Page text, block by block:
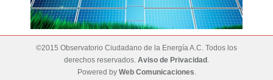
©2015 Observatorio Ciudadano de la Energía A.C. Todos los
derechos reservados. Aviso de Privacidad
Powered by Web Comunicaciones